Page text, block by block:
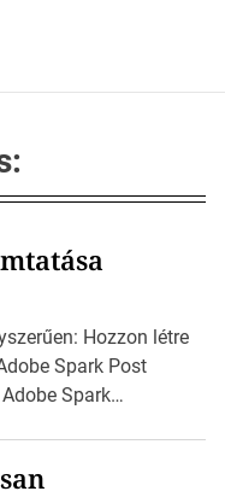
Hozzon létre
Spark Post
Spark
miközben